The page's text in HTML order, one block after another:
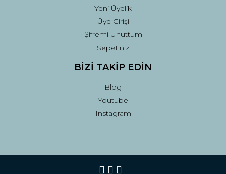
Yeni Üyelik
Üye Girişi
Şifremi Unuttum
Sepetiniz
BİZİ TAKİP EDİN
Blog
Youtube
Instagram